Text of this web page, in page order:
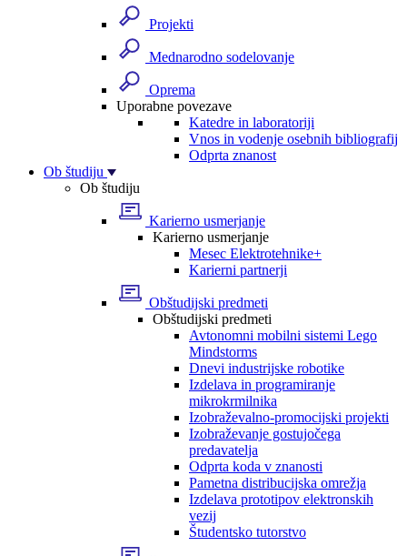
Projekti
Mednarodno sodelovanje
Oprema
Uporabne povezave
Katedre in laboratoriji
Vnos in vodenje osebnih bibliografij
Odprta znanost
Ob študiju
Ob študiju
Karierno usmerjanje
Karierno usmerjanje
Mesec Elektrotehnike+
Karierni partnerji
Obštudijski predmeti
Obštudijski predmeti
Avtonomni mobilni sistemi Lego
Mindstorms
Dnevi industrijske robotike
Izdelava in programiranje
mikrokrmilnika
Izobraževalno-promocijski projekti
Izobraževanje gostujočega
predavatelja
Odprta koda v znanosti
Pametna distribucijska omrežja
Izdelava prototipov elektronskih
vezij
Študentsko tutorstvo